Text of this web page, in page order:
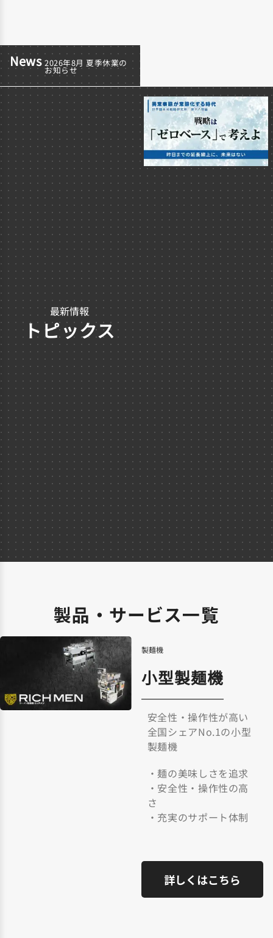
News 2026年8月 夏季休業の
お知らせ
大和麺学校｜受講料改
定のお知らせ
最新情報
トピックス
製品・サービス一覧
製麺機
小型製麺機
安全性・操作性が高い
全国シェアNo.1の小型
製麺機
・麺の美味しさを追求
・安全性・操作性の高
さ
・充実のサポート体制
詳しくはこちら